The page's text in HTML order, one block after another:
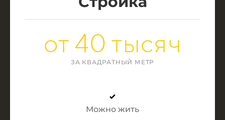
от 40 тысяч
ЗА КВАДРАТНЫЙ МЕТР
Можно жить